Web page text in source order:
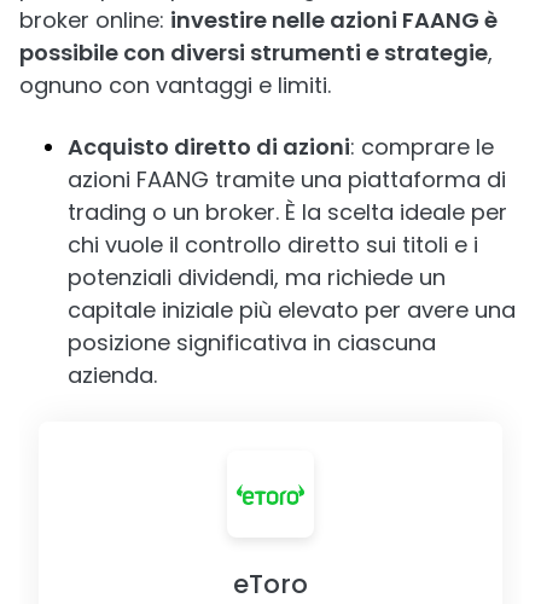
broker online: investire nelle azioni FAANG è
possibile con diversi strumenti e strategie,
ognuno con vantaggi e limiti.
Acquisto diretto di azioni: comprare le
azioni FAANG tramite una piattaforma di
trading o un broker. È la scelta ideale per
chi vuole il controllo diretto sui titoli e i
potenziali dividendi, ma richiede un
capitale iniziale più elevato per avere una
posizione significativa in ciascuna
azienda.
eToro